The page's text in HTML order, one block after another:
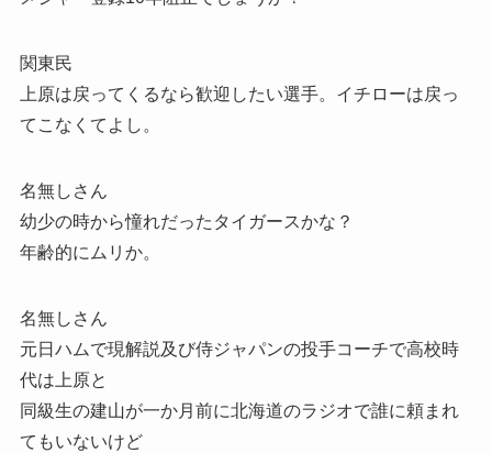
関東民
上原は戻ってくるなら歓迎したい選手。イチローは戻っ
てこなくてよし。
名無しさん
幼少の時から憧れだったタイガースかな？
年齢的にムリか。
名無しさん
元日ハムで現解説及び侍ジャパンの投手コーチで高校時
代は上原と
同級生の建山が一か月前に北海道のラジオで誰に頼まれ
てもいないけど